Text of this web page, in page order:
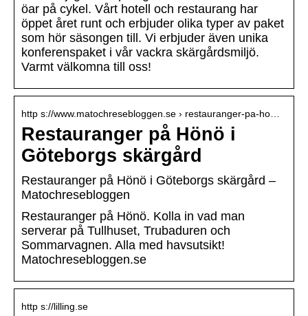
öar på cykel. Vårt hotell och restaurang har
öppet året runt och erbjuder olika typer av paket
som hör säsongen till. Vi erbjuder även unika
konferenspaket i vår vackra skärgårdsmiljö.
Varmt välkomna till oss!
http s://www.matochresebloggen.se › restauranger-pa-ho…
Restauranger på Hönö i
Göteborgs skärgård
Restauranger på Hönö i Göteborgs skärgård –
Matochresebloggen
Restauranger på Hönö. Kolla in vad man
serverar på Tullhuset, Trubaduren och
Sommarvagnen. Alla med havsutsikt!
Matochresebloggen.se
http s://lilling.se